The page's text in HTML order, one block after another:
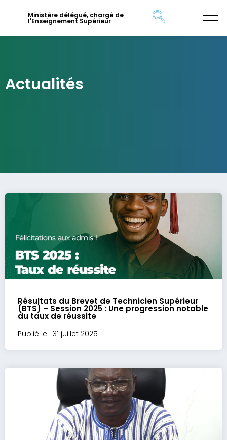
Ministère délégué, chargé de
l'Enseignement Supérieur
Actualités
Résultats du Brevet de Technicien Supérieur
(BTS) – Session 2025 : Une progression notable
du taux de réussite
Publié le : 31 juillet 2025